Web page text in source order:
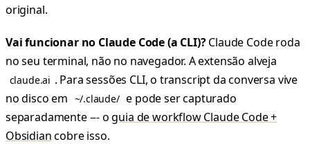
original.
Vai funcionar no Claude Code (a CLI)?Claude Code roda
no seu terminal, não no navegador. A extensão alveja
claude.ai . Para sessões CLI, o transcript da conversa vive
no disco em ~/.claude/ e pode ser capturado
separadamente --- oguia de workflow Claude Code +
Obsidiancobre isso.